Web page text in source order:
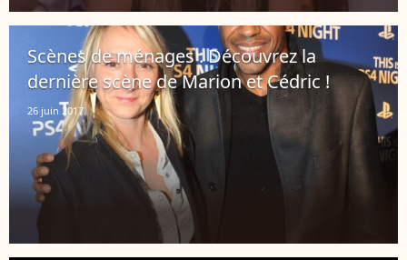
Scènes de ménages : Découvrez la
dernière scène de Marion et Cédric !
26 juin 2017